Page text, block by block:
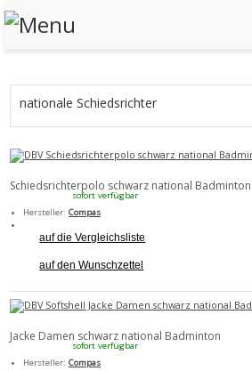
nationale Schiedsrichter
Schiedsrichterpolo schwarz national Badminton
sofort verfügbar
Hersteller: Compas
auf die Vergleichsliste
auf den Wunschzettel
Jacke Damen schwarz national Badminton
sofort verfügbar
Hersteller: Compas